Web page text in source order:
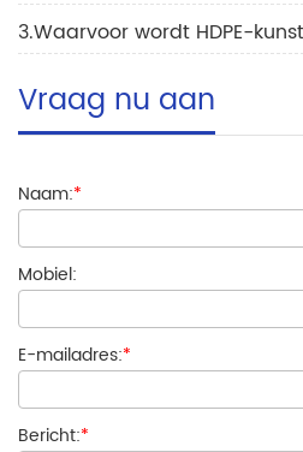
3.Waarvoor wordt HDPE-
Vraag nu aan
Naam:*
Mobiel:
E-mailadres:*
Bericht:*